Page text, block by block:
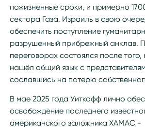
пожизненные сроки, и примерно
сектора Газа. Израиль в свою
обеспечить поступление
разрушенный прибрежный анклав.
переговорах состоялся после того,
нашёл общий язык с
сославшись на потерю
В мае 2025 года Уиткофф лично
освобождение последнего
американского заложника ХАМАС -